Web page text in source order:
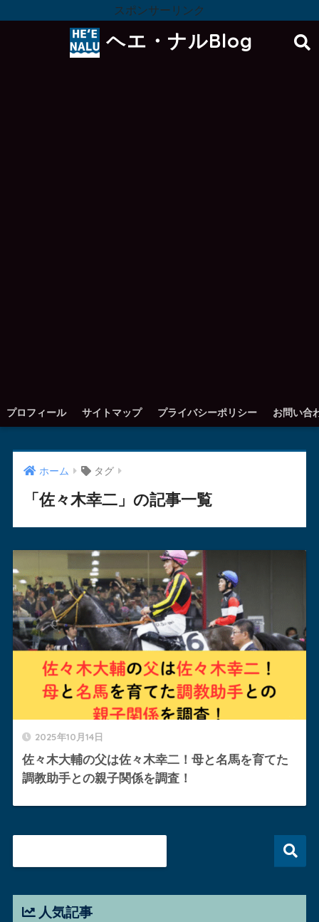
スポンサーリンク
ヘエ・ナルBlog
プロフィール サイトマップ プライバシーポリシー お問い合
ホーム タグ
「佐々木幸二」の記事一覧
2025年10月14日
佐々木大輔の父は佐々木幸二！母と名馬を育てた
調教助手との親子関係を調査！
人気記事